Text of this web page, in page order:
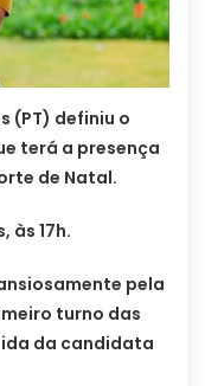
(PT) definiu o
terá a presença
de Natal.
às 17h.
pela
turno das
da candidata